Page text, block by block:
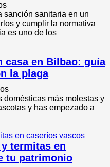
sanción sanitaria en un
y cumplir la normativa
es uno de los
casa en Bilbao: guía
la plaga
domésticas más molestas y
y has empezado a
termitas en
tu patrimonio